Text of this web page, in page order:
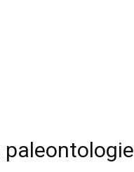
paleontologie